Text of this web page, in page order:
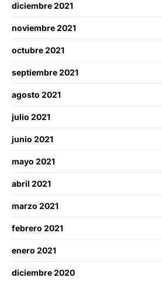
diciembre 2021
noviembre 2021
octubre 2021
septiembre 2021
agosto 2021
julio 2021
junio 2021
mayo 2021
abril 2021
marzo 2021
febrero 2021
enero 2021
diciembre 2020